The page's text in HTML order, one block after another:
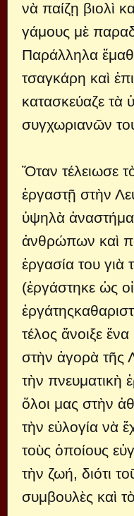
νὰ παίζῃ βιολὶ
γάμους μὲ
Παράλληλα
τσαγκάρη καὶ
κατασκεύαζε τὰ
συγχωριανῶν
Ὅταν τέλειωσε
ἐργαστῇ στὴν
ὑψηλὰ
ἀνθρώπων καὶ
ἐργασία του γιὰ
(ἐργάστηκε ὡς
τέλος ἄνοιξε
στὴν ἀγορὰ τῆς
τὴν πνευματικὴ
ὅλοι μας στὴν
τὴν εὐλογία νὰ
τοὺς ὁποίους
τὴν ζωή, διότι
συμβουλὲς καὶ